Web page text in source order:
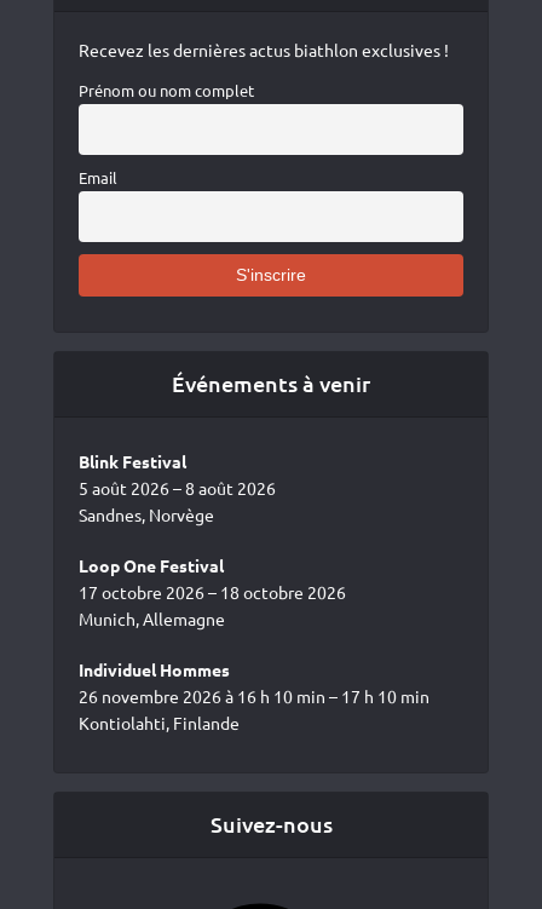
Recevez les dernières actus biathlon exclusives !
Prénom ou nom complet
Email
Événements à venir
Blink Festival
5 août 2026 – 8 août 2026
Sandnes, Norvège
Loop One Festival
17 octobre 2026 – 18 octobre 2026
Munich, Allemagne
Individuel Hommes
26 novembre 2026 à 16 h 10 min – 17 h 10 min
Kontiolahti, Finlande
Suivez-nous